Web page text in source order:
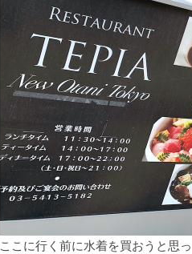
ここに行く前に水着を買おうと思